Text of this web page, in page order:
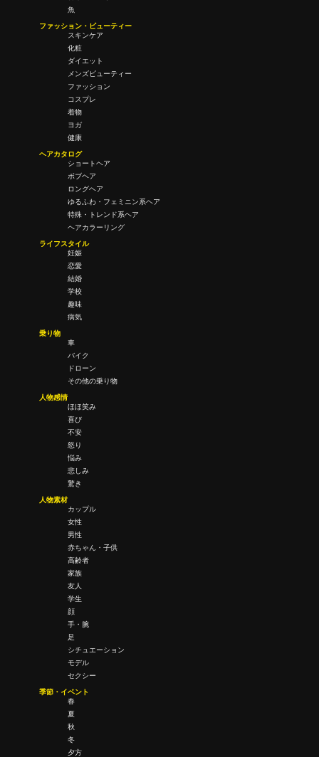
魚
ファッション・ビューティー
スキンケア
化粧
ダイエット
メンズビューティー
ファッション
コスプレ
着物
ヨガ
健康
ヘアカタログ
ショートヘア
ボブヘア
ロングヘア
ゆるふわ・フェミニン系ヘア
特殊・トレンド系ヘア
ヘアカラーリング
ライフスタイル
妊娠
恋愛
結婚
学校
趣味
病気
乗り物
車
バイク
ドローン
その他の乗り物
人物感情
ほほ笑み
喜び
不安
怒り
悩み
悲しみ
驚き
人物素材
カップル
女性
男性
赤ちゃん・子供
高齢者
家族
友人
学生
顔
手・腕
足
シチュエーション
モデル
セクシー
季節・イベント
春
夏
秋
冬
夕方